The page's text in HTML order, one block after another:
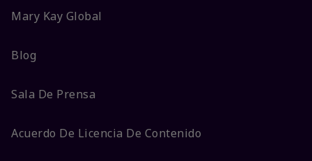
Mary Kay Global
Blog
Sala De Prensa
Acuerdo De Licencia De Contenido